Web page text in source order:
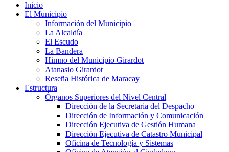
Inicio
El Municipio
Información del Municipio
La Alcaldía
El Escudo
La Bandera
Himno del Municipio Girardot
Atanasio Girardot
Reseña Histórica de Maracay
Estructura
Órganos Superiores del Nivel Central
Dirección de la Secretaria del Despacho
Dirección de Información y Comunicación
Dirección Ejecutiva de Gestión Humana
Dirección Ejecutiva de Catastro Municipal
Oficina de Tecnología y Sistemas